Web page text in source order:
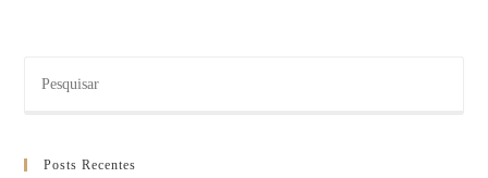
Posts Recentes